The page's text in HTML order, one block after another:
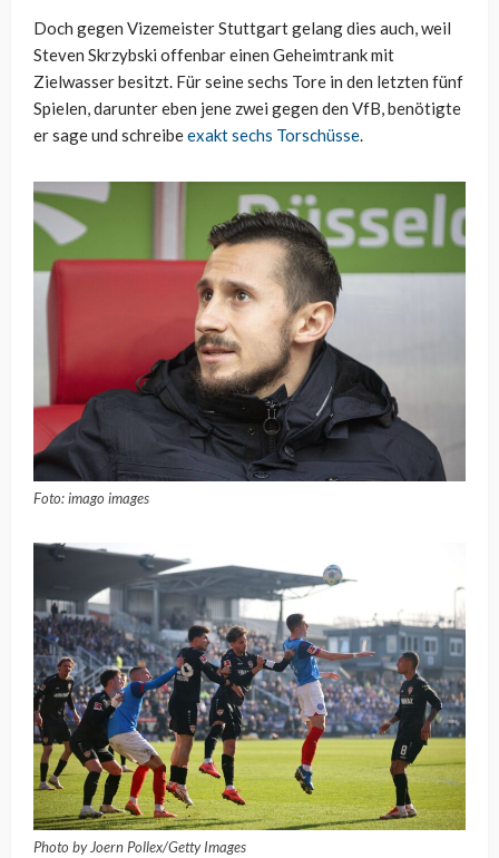
Doch gegen Vizemeister Stuttgart gelang dies auch, weil
Steven Skrzybski offenbar einen Geheimtrank mit
Zielwasser besitzt. Für seine sechs Tore in den letzten fünf
Spielen, darunter eben jene zwei gegen den VfB, benötigte
er sage und schreibeexakt sechs Torschüsse.
Foto: imago images
Photo by Joern Pollex/Getty Images